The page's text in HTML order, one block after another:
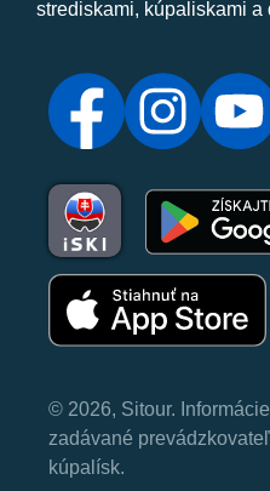
strediskami, kúpaliskami a
© 2026, Sitour.
zadávané
kúpalísk.